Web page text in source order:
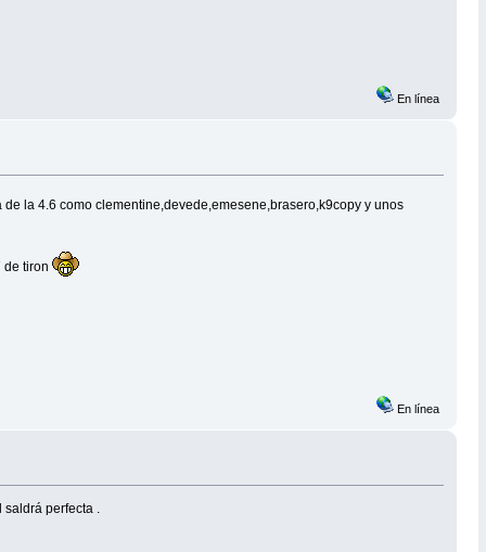
En línea
la 4.6 como clementine,devede,emesene,brasero,k9copy y unos
de tiron
En línea
saldrá perfecta .